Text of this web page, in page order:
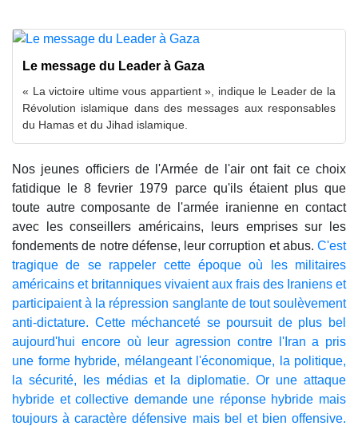
Le message du Leader à Gaza
« La victoire ultime vous appartient », indique le Leader de la
Révolution islamique dans des messages aux responsables
du Hamas et du Jihad islamique.
Nos jeunes officiers de l'Armée de l'air ont fait ce choix
fatidique le 8 fevrier 1979 parce qu'ils étaient plus que
toute autre composante de l'armée iranienne en contact
avec les conseillers américains, leurs emprises sur les
fondements de notre défense, leur corruption et abus. C'est
tragique de se rappeler cette époque où les militaires
américains et britanniques vivaient aux frais des Iraniens et
participaient à la répression sanglante de tout soulèvement
anti-dictature. Cette méchanceté se poursuit de plus bel
aujourd'hui encore où leur agression contre l'Iran a pris
une forme hybride, mélangeant l'économique, la politique,
la sécurité, les médias et la diplomatie. Or une attaque
hybride et collective demande une réponse hybride mais
toujours à caractère défensive mais bel et bien offensive.